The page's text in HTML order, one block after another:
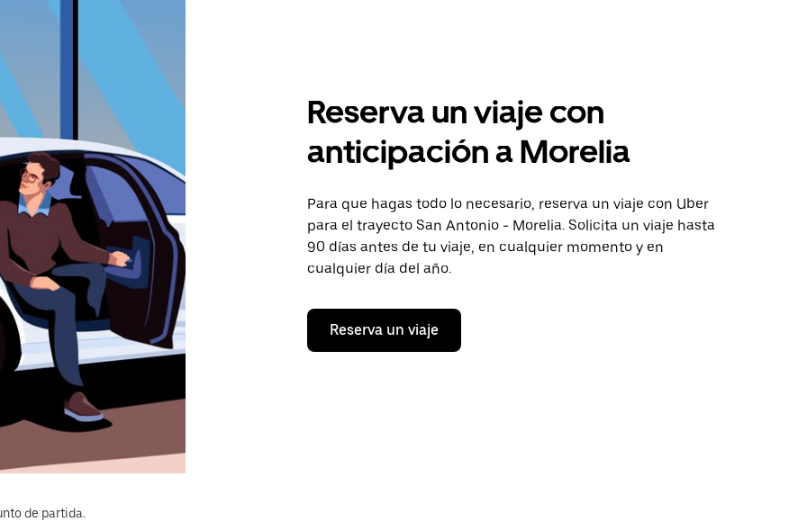
Reserva un viaje con
anticipación a Morelia
Para que hagas todo lo necesario, reserva un viaje con Uber
para el trayecto San Antonio - Morelia. Solicita un viaje hasta
90 días antes de tu viaje, en cualquier momento y en
cualquier día del año.
Reserva un viaje
de partida.